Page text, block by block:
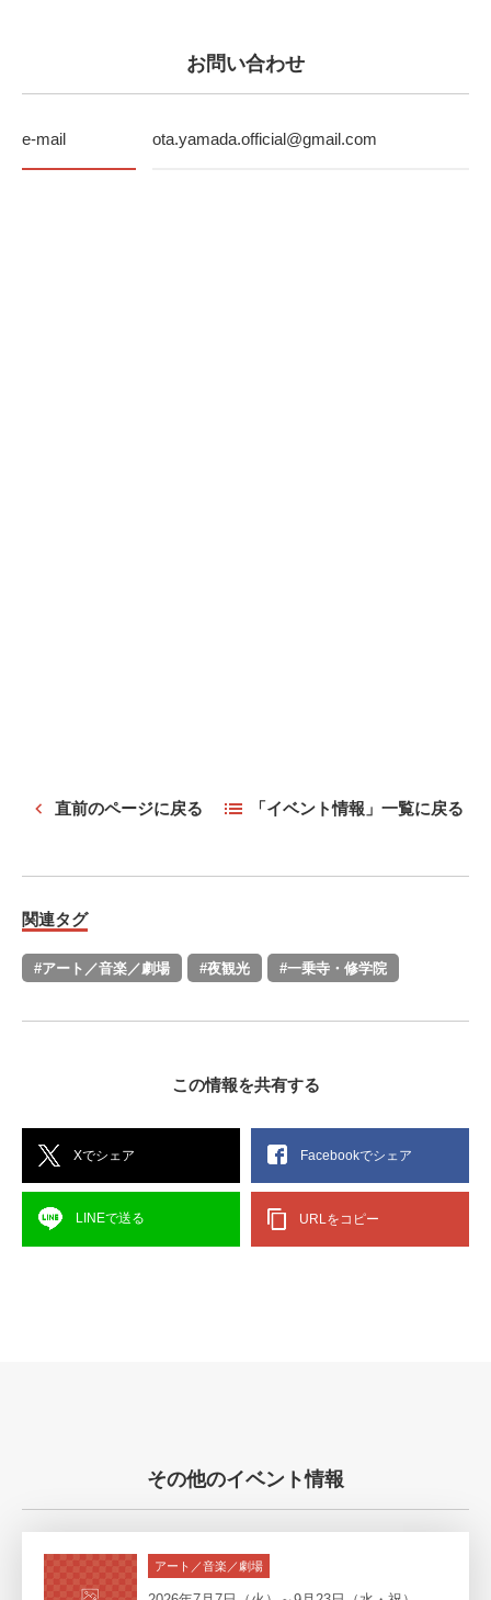
お問い合わせ
e-mail ota.yamada.official@gmail.com
直前のページに戻る 「イベント情報」一覧に戻る
関連タグ
#アート／音楽／劇場 #夜観光 #一乗寺・修学院
この情報を共有する
Xでシェア Facebookでシェア
LINEで送る URLをコピー
その他のイベント情報
アート／音楽／劇場